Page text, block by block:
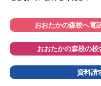
おおたかの森校へ
おおたかの森校の
資料請